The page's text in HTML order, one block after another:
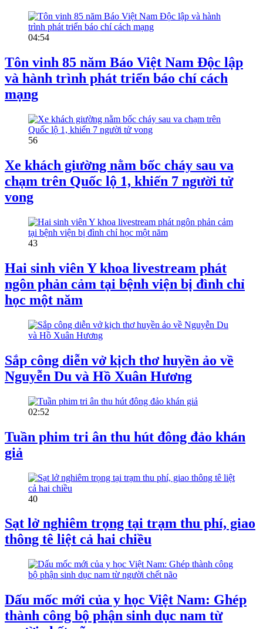
04:54
Tôn vinh 85 năm Báo Việt Nam Độc lập
và hành trình phát triển báo chí cách
mạng
56
Xe khách giường nằm bốc cháy sau va
chạm trên Quốc lộ 1, khiến 7 người tử
vong
43
Hai sinh viên Y khoa livestream phát
ngôn phản cảm tại bệnh viện bị đình chỉ
học một năm
Sắp công diễn vở kịch thơ huyền ảo về
Nguyễn Du và Hồ Xuân Hương
02:52
Tuần phim tri ân thu hút đông đảo khán
giả
40
Sạt lở nghiêm trọng tại trạm thu phí, giao
thông tê liệt cả hai chiều
Dấu mốc mới của y học Việt Nam: Ghép
thành công bộ phận sinh dục nam từ